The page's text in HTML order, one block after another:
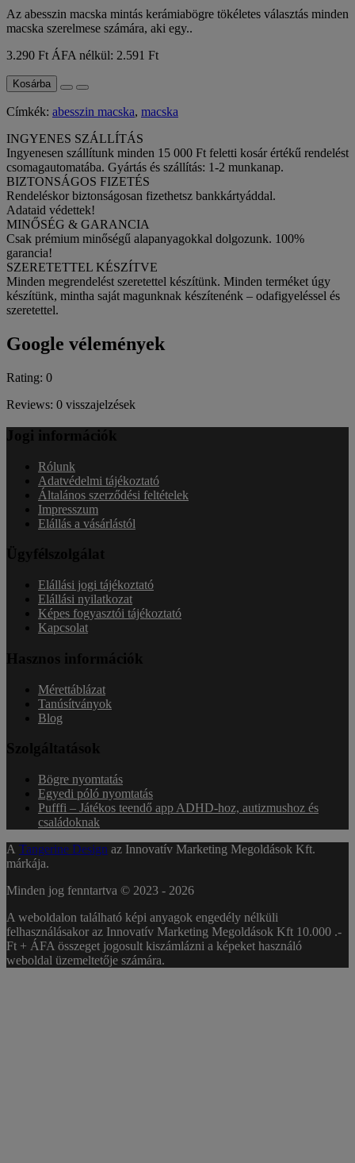
Az abesszin macska mintás kerámiabögre tökéletes választás minden
macska szerelmese számára, aki egy..
3.290 FtÁFA nélkül: 2.591 Ft
Kosárba
Címkék: abesszin macska, macska
INGYENES SZÁLLÍTÁS
Ingyenesen szállítunk minden 15 000 Ft feletti kosár értékű rendelést
csomagautomatába. Gyártás és szállítás: 1-2 munkanap.
BIZTONSÁGOS FIZETÉS
Rendeléskor biztonságosan fizethetsz bankkártyáddal.
Adataid védettek!
MINŐSÉG & GARANCIA
Csak prémium minőségű alapanyagokkal dolgozunk. 100%
garancia!
SZERETETTEL KÉSZÍTVE
Minden megrendelést szeretettel készítünk. Minden terméket úgy
készítünk, mintha saját magunknak készítenénk – odafigyeléssel és
szeretettel.
Google vélemények
Rating: 0
Reviews: 0 visszajelzések
Jogi információk
Rólunk
Adatvédelmi tájékoztató
Általános szerződési feltételek
Impresszum
Elállás a vásárlástól
Ügyfélszolgálat
Elállási jogi tájékoztató
Elállási nyilatkozat
Képes fogyasztói tájékoztató
Kapcsolat
Hasznos információk
Mérettáblázat
Tanúsítványok
Blog
Szolgáltatások
Bögre nyomtatás
Egyedi póló nyomtatás
Pufffi – Játékos teendő app ADHD-hoz, autizmushoz és
családoknak
A Tangerine Design az Innovatív Marketing Megoldások Kft.
márkája.
Minden jog fenntartva © 2023 - 2026
A weboldalon található képi anyagok engedély nélküli
felhasználásakor az Innovatív Marketing Megoldások Kft 10.000 .-
Ft + ÁFA összeget jogosult kiszámlázni a képeket használó
weboldal üzemeltetője számára.